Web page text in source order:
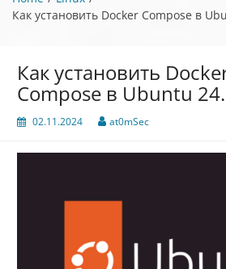
Как установить Docker Compose в
Как установить
Compose в Ubuntu
02.11.2024 at0mSec